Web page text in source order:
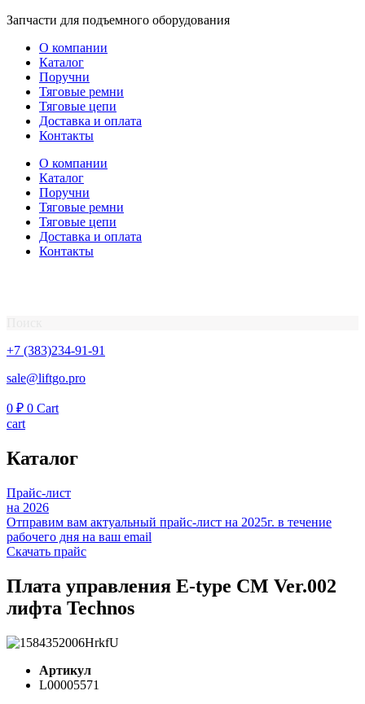
Перейти
содержимому
Запчасти для подъемного оборудования
О компании
Каталог
Поручни
Тяговые ремни
Тяговые цепи
Доставка и оплата
Контакты
О компании
Каталог
Поручни
Тяговые ремни
Тяговые цепи
Доставка и оплата
Контакты
+7 (383)234-91-91
sale@liftgo.pro
0 ₽ 0 Cart
cart
Каталог
Прайс-лист
на 2026
Отправим вам актуальный прайс-лист на 2025г. в течение
рабочего дня на ваш email
Скачать прайс
Плата управления E-type CM Ver.002
лифта Technos
Артикул
L00005571